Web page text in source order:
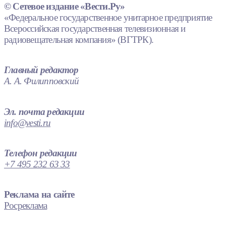
© Сетевое издание «Вести.Ру»
«Федеральное государственное унитарное предприятие
Всероссийская государственная телевизионная и
радиовещательная компания» (ВГТРК).
Главный редактор
А. А. Филипповский
Эл. почта редакции
info@vesti.ru
Телефон редакции
+7 495 232 63 33
Реклама на сайте
Росреклама